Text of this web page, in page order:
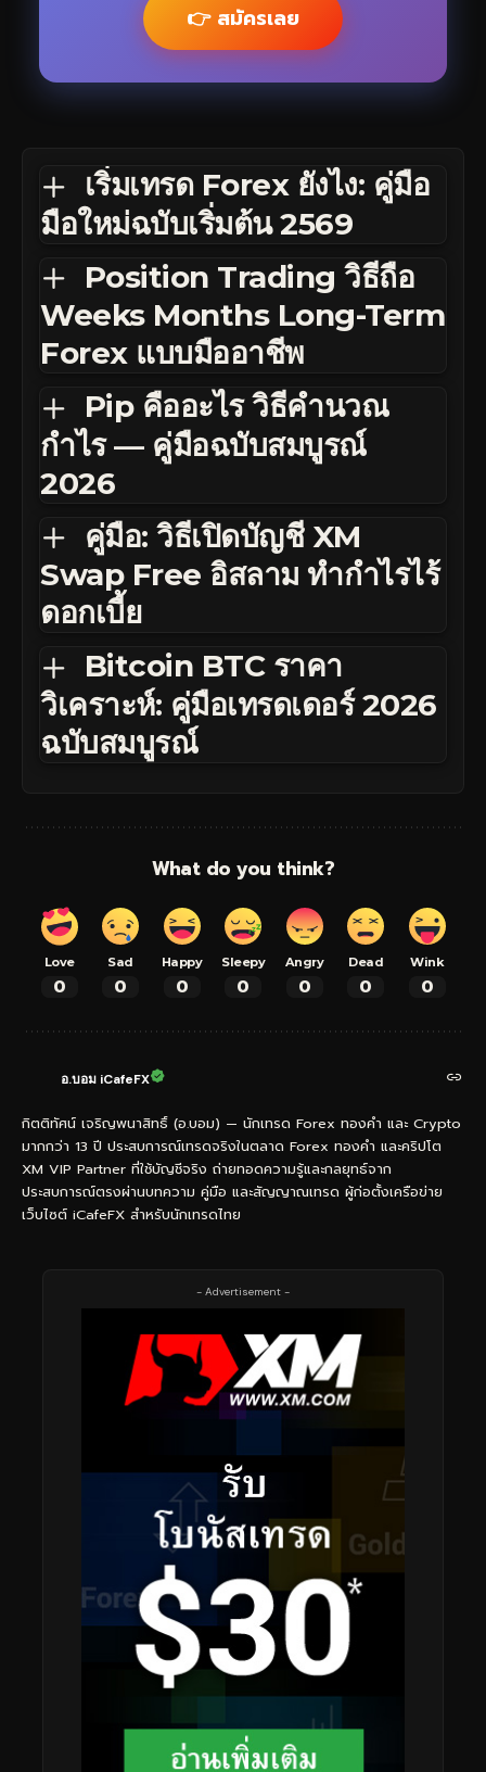
👉 สมัครเลย
เริ่มเทรด Forex ยังไง: คู่มือ
มือใหม่ฉบับเริ่มต้น 2569
Position Trading วิธีถือ
Weeks Months Long-Term
Forex แบบมืออาชีพ
Pip คืออะไร วิธีคำนวณ
กำไร — คู่มือฉบับสมบูรณ์
2026
คู่มือ: วิธีเปิดบัญชี XM
Swap Free อิสลาม ทำกำไรไร้
ดอกเบี้ย
Bitcoin BTC ราคา
วิเคราะห์: คู่มือเทรดเดอร์ 2026
ฉบับสมบูรณ์
What do you think?
Love
0
Sad
0
Happy
0
Sleepy
0
Angry
0
Dead
0
Wink
0
อ.บอม iCafeFX
กิตติทัศน์ เจริญพนาสิทธิ์ (อ.บอม) — นักเทรด Forex ทองคำ และ Crypto
มากกว่า 13 ปี ประสบการณ์เทรดจริงในตลาด Forex ทองคำ และคริปโต
XM VIP Partner ที่ใช้บัญชีจริง ถ่ายทอดความรู้และกลยุทธ์จาก
ประสบการณ์ตรงผ่านบทความ คู่มือ และสัญญาณเทรด ผู้ก่อตั้งเครือข่าย
เว็บไซต์ iCafeFX สำหรับนักเทรดไทย
- Advertisement -